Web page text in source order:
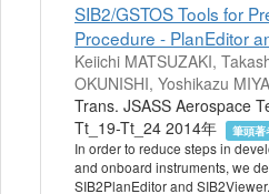
SIB2/GSTOS Tools for
Procedure - PlanEditor
Keiichi MATSUZAKI,
OKUNISHI, Yoshikazu
Trans. JSASS Aerospace
Tt_19-Tt_24 2014年
筆頭著
In order to reduce steps in
and onboard instruments, we
SIB2PlanEditor and